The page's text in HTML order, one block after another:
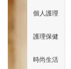
個人護理
護理保健
時尚生活